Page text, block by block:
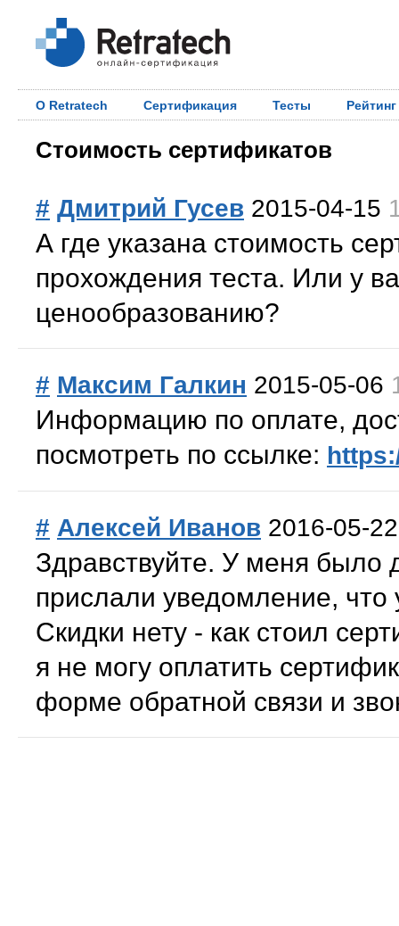
О Retratech Сертификация Тесты Рейтинг
Стоимость сертификатов
# Дмитрий Гусев 2015-04-15
А где указана стоимость
прохождения теста. Или у
ценообразованию?
# Максим Галкин 2015-05-06
Информацию по оплате,
посмотреть по ссылке:
# Алексей Иванов 2016-05-22
Здравствуйте. У меня было
прислали уведомление, что
Скидки нету - как стоил
я не могу оплатить
форме обратной связи и